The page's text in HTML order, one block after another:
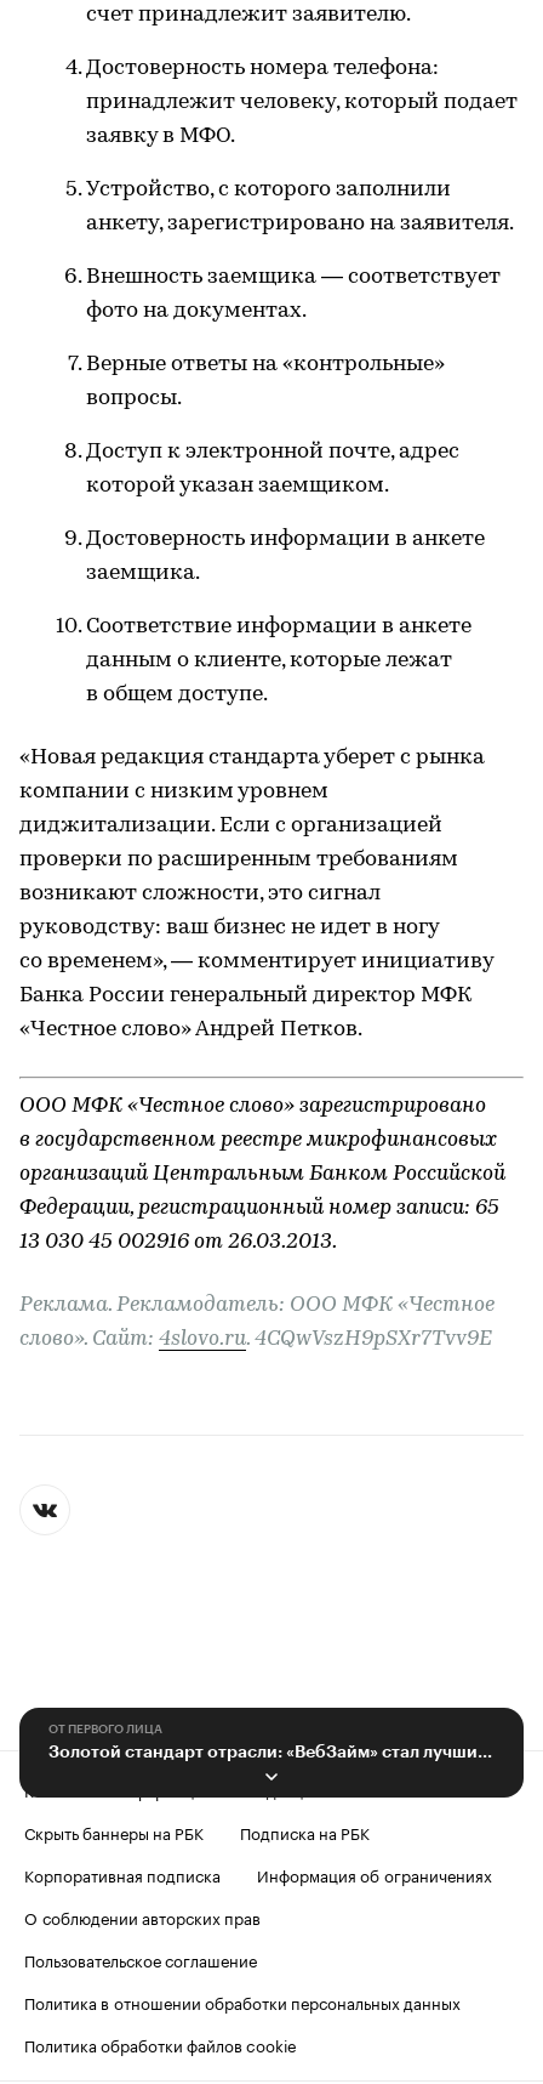
счет принадлежит заявителю.
Достоверность номера телефона:
принадлежит человеку, который подает
заявку в МФО.
Устройство, с которого заполнили
анкету, зарегистрировано на заявителя.
Внешность заемщика — соответствует
фото на документах.
Верные ответы на «контрольные»
вопросы.
Доступ к электронной почте, адрес
которой указан заемщиком.
Достоверность информации в анкете
заемщика.
Соответствие информации в анкете
данным о клиенте, которые лежат
в общем доступе.
«Новая редакция стандарта уберет с рынка
компании с низким уровнем
диджитализации. Если с организацией
проверки по расширенным требованиям
возникают сложности, это сигнал
руководству: ваш бизнес не идет в ногу
со временем», — комментирует инициативу
Банка России генеральный директор МФК
«Честное слово» Андрей Петков.
ООО МФК «Честное слово» зарегистрировано
в государственном реестре микрофинансовых
организаций Центральным Банком Российской
Федерации, регистрационный номер записи: 65
13 030 45 002916 от 26.03.2013.
Реклама. Рекламодатель: ООО МФК «Честное
слово». Сайт: 4slovo.ru. 4CQwVszH9pSXr7Tvv9E
ОТ ПЕРВОГО ЛИЦА
Золотой стандарт отрасли: «ВебЗайм» стал лучшим в номинации «МФК года»
Контактная информация
Скрыть баннеры на РБК
Подписка на РБК
Корпоративная подписка
Информация об ограничениях
О соблюдении авторских прав
Пользовательское соглашение
Политика в отношении обработки персональных данных
Политика обработки файлов cookie